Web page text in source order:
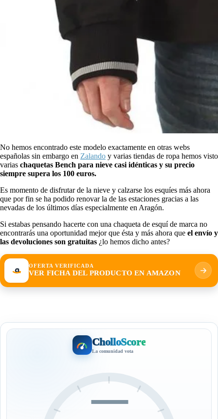
No hemos encontrado este modelo exactamente en otras webs
españolas sin embargo en Zalando y varias tiendas de ropa hemos visto
varias chaquetas Bench para nieve casi idénticas y su precio
siempre supera los 100 euros.
Es momento de disfrutar de la nieve y calzarse los esquíes más ahora
que por fin se ha podido renovar la de las estaciones gracias a las
nevadas de los últimos días especialmente en Aragón.
Si estabas pensando hacerte con una chaqueta de esquí de marca no
encontrarás una oportunidad mejor que ésta y más ahora que el envío y
las devoluciones son gratuitas ¿lo hemos dicho antes?
OFERTA VERIFICADA
VER FICHA DEL PRODUCTO EN AMAZON
CholloScore
La comunidad vota
—